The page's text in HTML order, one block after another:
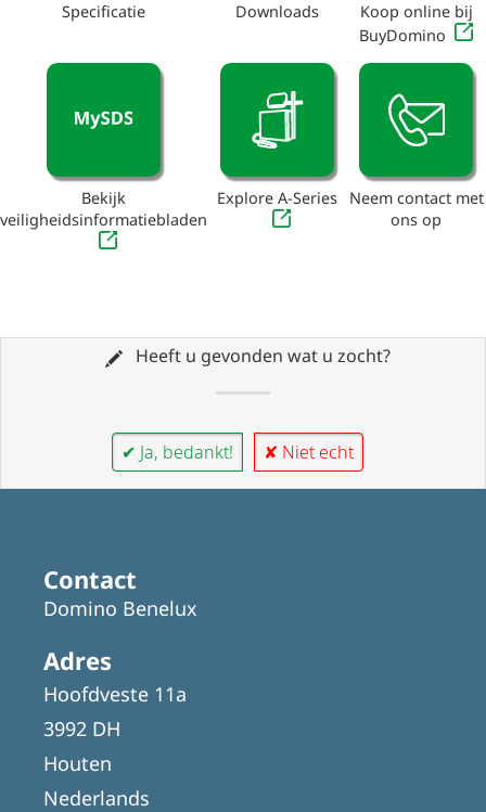
Specificatie Downloads
Koop online bij
BuyDomino
Bekijk
veiligheidsinformatiebladen
Explore A-Series
Neem contact met
ons op
Heeft u gevonden wat u zocht?
✔ Ja, bedankt! ✘ Niet echt
Contact
Domino Benelux
Adres
Hoofdveste 11a
3992 DH
Houten
Nederlands